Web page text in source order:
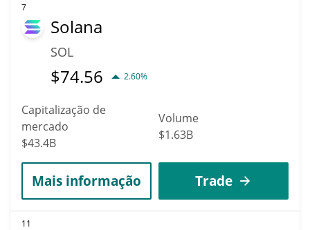
7
Solana
SOL
$74.56 2.60%
Capitalização de
mercado
$43.4B
Volume
$1.63B
Mais informação Trade
11